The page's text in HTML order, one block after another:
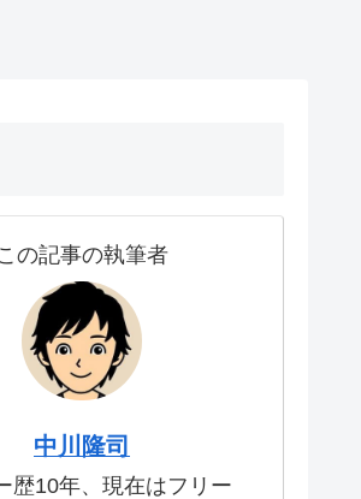
の記事の執筆者
中川隆司
歴10年、現在はフリー